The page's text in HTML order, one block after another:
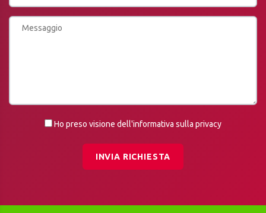
Ho preso visione dell'informativa sulla privacy
INVIA RICHIESTA